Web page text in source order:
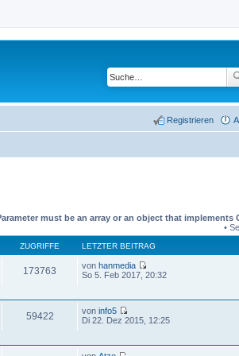
Registrieren
must be an array or an object that implements
•
ZUGRIFFE LETZTER BEITRAG
173763 von hanmedia
N
e
So 5. Feb 2017, 20:32
59422 von info5
N
e
Di 22. Dez 2015, 12:25